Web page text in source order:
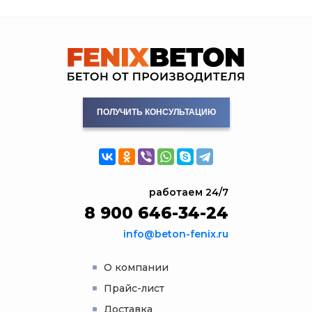
ПОЛУЧИТЬ КОНСУЛЬТАЦИЮ
О компании
Прайс-лист
Доставка
работаем 24/7
8 900 646-34-24
info@beton-fenix.ru